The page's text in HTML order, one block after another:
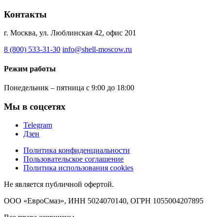
Контакты
г. Москва, ул. Люблинская 42, офис 201
8 (800) 533-31-30 info@shell-moscow.ru
Режим работы
Понедельник – пятница с 9:00 до 18:00
Мы в соцсетях
Telegram
Дзен
Политика конфиденциальности
Пользовательское соглашение
Политика использования cookies
Не является публичной офертой.
ООО «ЕвроСмаз», ИНН 5024070140, ОГРН 1055004207895